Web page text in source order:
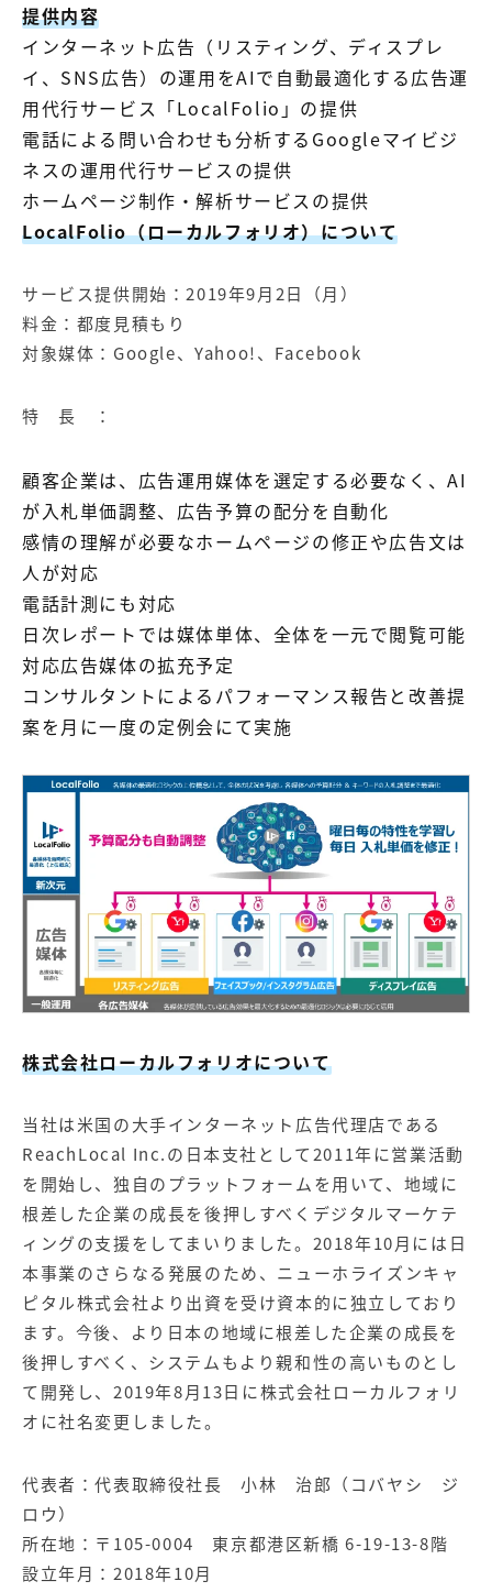
提供内容
インターネット広告（リスティング、ディスプレ
イ、SNS広告）の運用をAIで自動最適化する広告運
用代行サービス「LocalFolio」の提供
電話による問い合わせも分析するGoogleマイビジ
ネスの運用代行サービスの提供
ホームページ制作・解析サービスの提供
LocalFolio（ローカルフォリオ）について
サービス提供開始：2019年9月2日（月）
料金：都度見積もり
対象媒体：Google、Yahoo!、Facebook
特 長 ：
顧客企業は、広告運用媒体を選定する必要なく、AI
が入札単価調整、広告予算の配分を自動化
感情の理解が必要なホームページの修正や広告文は
人が対応
電話計測にも対応
日次レポートでは媒体単体、全体を一元で閲覧可能
対応広告媒体の拡充予定
コンサルタントによるパフォーマンス報告と改善提
案を月に一度の定例会にて実施
株式会社ローカルフォリオについて
当社は米国の大手インターネット広告代理店である
ReachLocal Inc.の日本支社として2011年に営業活動
を開始し、独自のプラットフォームを用いて、地域に
根差した企業の成長を後押しすべくデジタルマーケテ
ィングの支援をしてまいりました。2018年10月には日
本事業のさらなる発展のため、ニューホライズンキャ
ピタル株式会社より出資を受け資本的に独立しており
ます。今後、より日本の地域に根差した企業の成長を
後押しすべく、システムもより親和性の高いものとし
て開発し、2019年8月13日に株式会社ローカルフォリ
オに社名変更しました。
代表者：代表取締役社長 小林 治郎（コバヤシ ジ
ロウ）
所在地：〒105-0004 東京都港区新橋 6-19-13-8階
設立年月：2018年10月